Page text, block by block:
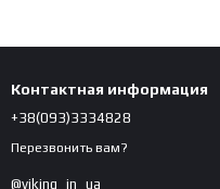
Контактная информация
+38(093)3334828
Перезвонить вам?
@viking_in_ua